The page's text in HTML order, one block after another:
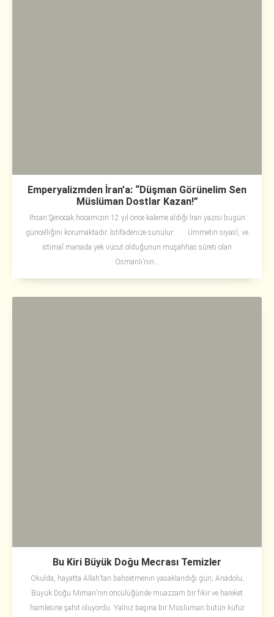
Emperyalizmden İran’a: “Düşman Görünelim Sen
Müslüman Dostlar Kazan!”
İhsan Şenocak hocamızın 12 yıl önce kaleme aldığı İran yazısı bugün
güncelliğini korumaktadır. İstifadenize sunulur: Ümmetin siyasî, ve
ictimaî manada yek vücut olduğunun muşahhas sûreti olan
Osmanlı’nın...
Bu Kiri Büyük Doğu Mecrası Temizler
Okulda, hayatta Allah’tan bahsetmenin yasaklandığı gün; Anadolu,
Büyük Doğu Mimarı’nın öncülüğünde muazzam bir fikir ve hareket
hamlesine şahit oluyordu. Yalnız başına bir Müslüman bütün küfür